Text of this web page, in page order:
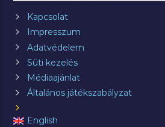
Kapcsolat
Impresszum
Adatvédelem
Süti kezelés
Médiaajánlat
Általános játékszabályzat
English